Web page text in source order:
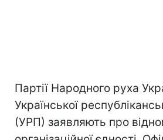
Партії Народного руха
Української
(УРП) заявляють про